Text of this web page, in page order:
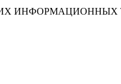
ИНФОРМАЦИОННЫХ